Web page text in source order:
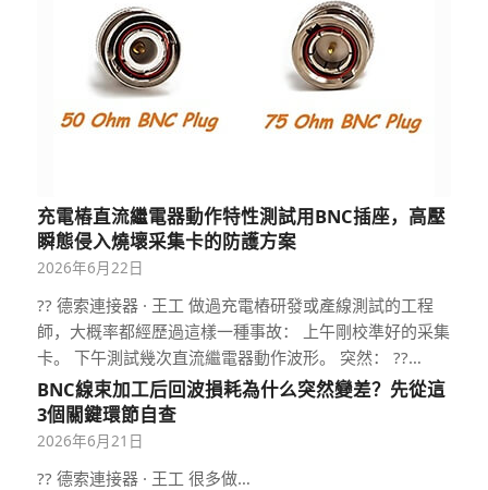
充電樁直流繼電器動作特性測試用BNC插座，高壓
瞬態侵入燒壞采集卡的防護方案
2026年6月22日
?? 德索連接器 · 王工 做過充電樁研發或產線測試的工程
師，大概率都經歷過這樣一種事故： 上午剛校準好的采集
卡。 下午測試幾次直流繼電器動作波形。 突然： ??…
BNC線束加工后回波損耗為什么突然變差？先從這
3個關鍵環節自查
2026年6月21日
?? 德索連接器 · 王工 很多做…